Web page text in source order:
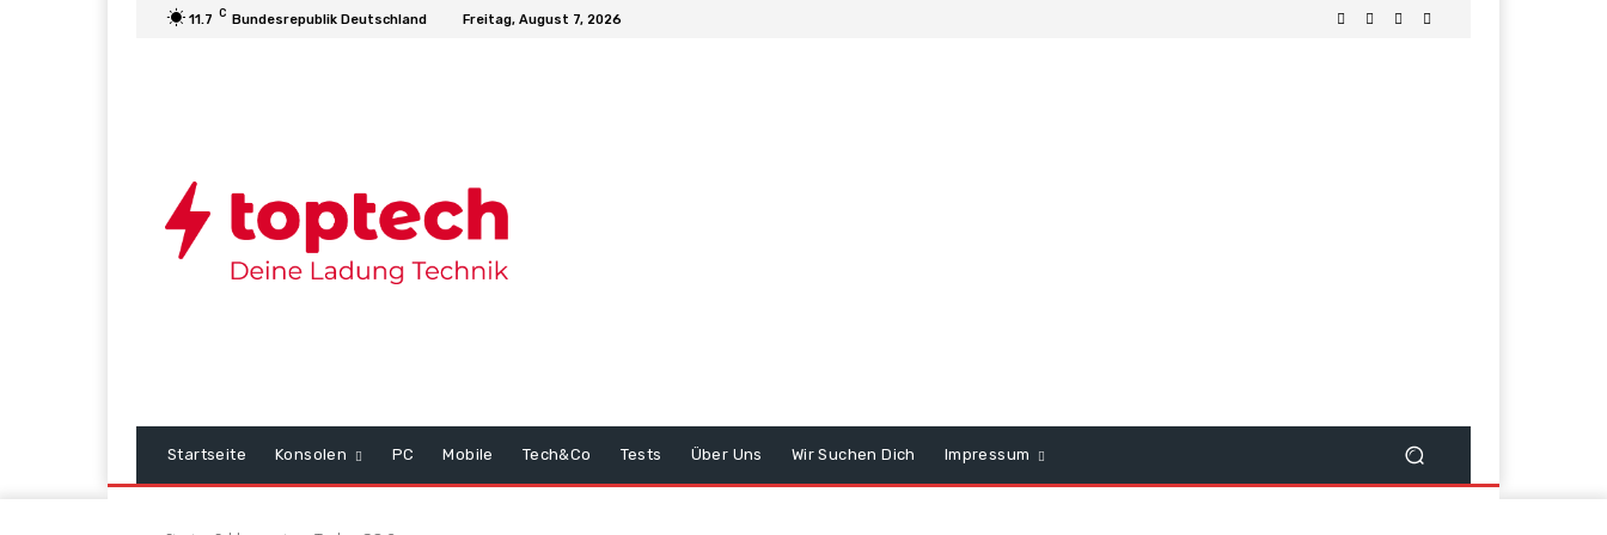
11.7 C Bundesrepublik Deutschland Freitag, August 7, 2026
Startseite Konsolen PC Mobile Tech&Co Tests Über Uns Wir Suchen Dich Impressum